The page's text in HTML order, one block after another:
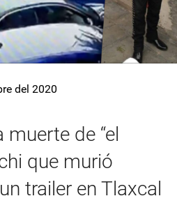
del 2020
de “el
que murió
trailer en Tlaxcal